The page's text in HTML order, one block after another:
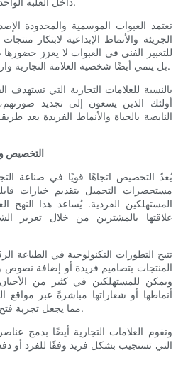
تعتمد العبوات الموسمية والمحدودة
الجريئة والأنماط الإبداعية لابتكار
للتعبير الفني في العبوات لا يعزز
بل ينمي أيضًا شخصية العلامة التجارية وارتباطها العاطفي بالمستهلكين.
بالنسبة للعلامات التجارية التي تستهدف
أولئك الذين يسعون إلى تجديد صورتهم،
النابضة بالحياة والأنماط الفريدة يعد
التخصيص
يُعدّ التخصيص اتجاهًا قويًا في صناعة
مستحضرات التجميل بتقديم خيارات
المستهلكين الفردية. يُساعد هذا النهج
علاقتها بالمشترين من خلال تعزيز
تتيح التطورات التكنولوجية في الطباعة
المنتجات بتصاميم فريدة أو إضافة
ويمكن للمستهلكين في كثير من
أنماطها أو شعاراتها مباشرةً عبر مواقع
مما يجعل تجربة فتح العبوة تجربة شخصية للغاية.
وتقوم العلامات التجارية أيضًا بدمج
التي تستجيب بشكل فريد وفقًا للفرد أو